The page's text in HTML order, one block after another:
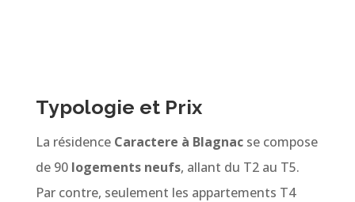
Typologie et Prix
La résidence Caractere à Blagnacse compose
de 90 logements neufs, allant du T2 au T5.
Par contre, seulement les appartements T4